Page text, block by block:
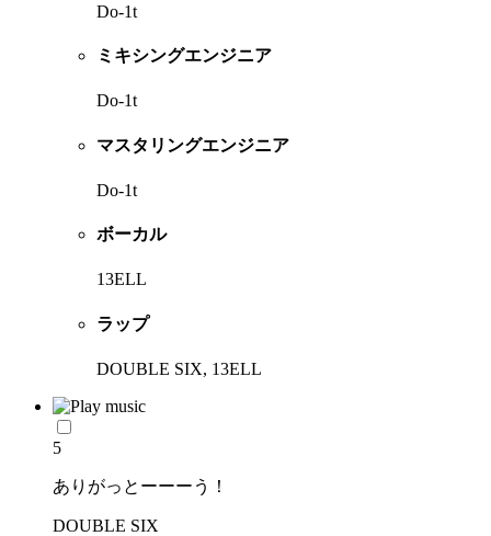
Do-1t
ミキシングエンジニア
Do-1t
マスタリングエンジニア
Do-1t
ボーカル
13ELL
ラップ
DOUBLE SIX, 13ELL
5
ありがっとーーーう！
DOUBLE SIX